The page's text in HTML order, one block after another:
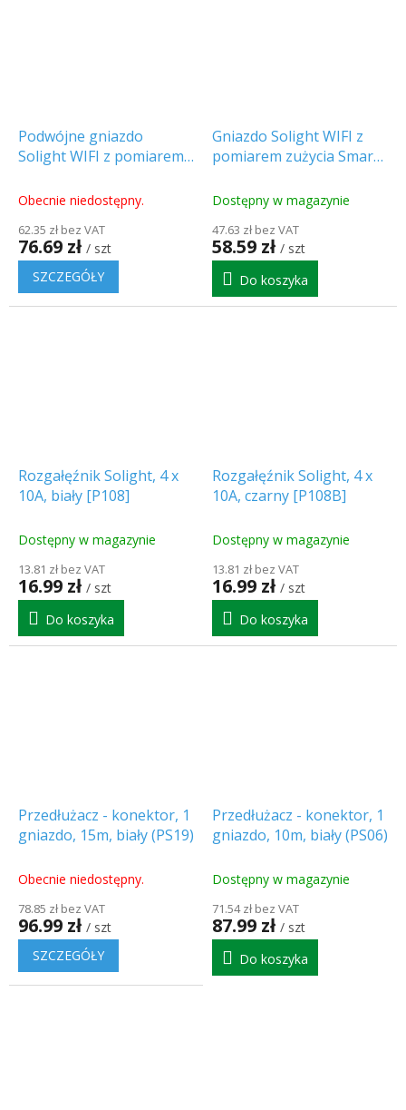
Podwójne gniazdo
Solight WIFI z pomiarem
max 2300W/10A
Obecnie niedostępny.
62.35 zł bez VAT
76.69 zł / szt
SZCZEGÓŁY
Gniazdo Solight WIFI z
pomiarem zużycia Smart
2300W/10A [DTY01WIFI]
Dostępny w magazynie
47.63 zł bez VAT
58.59 zł / szt
Do koszyka
Rozgałęźnik Solight, 4 x
10A, biały [P108]
Dostępny w magazynie
13.81 zł bez VAT
16.99 zł / szt
Do koszyka
Rozgałęźnik Solight, 4 x
10A, czarny [P108B]
Dostępny w magazynie
13.81 zł bez VAT
16.99 zł / szt
Do koszyka
Przedłużacz - konektor, 1
gniazdo, 15m, biały (PS19)
Obecnie niedostępny.
78.85 zł bez VAT
96.99 zł / szt
SZCZEGÓŁY
Przedłużacz - konektor, 1
gniazdo, 10m, biały (PS06)
Dostępny w magazynie
71.54 zł bez VAT
87.99 zł / szt
Do koszyka